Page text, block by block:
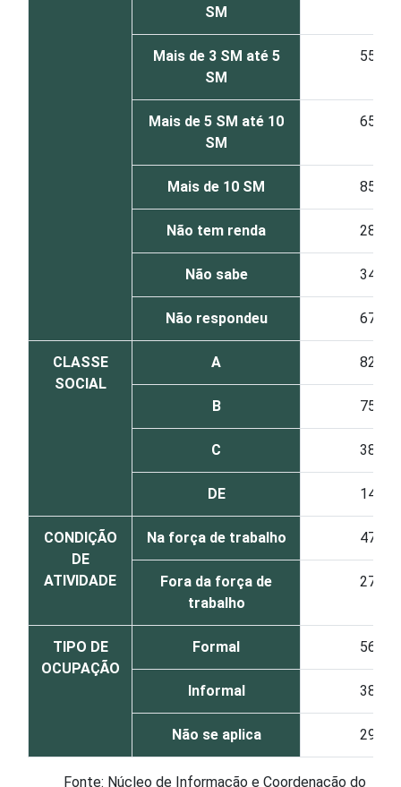
SM
Mais de 3 SM até 5
SM
55
Mais de 5 SM até 10
SM
65
Mais de 10 SM 85
Não tem renda 28
Não sabe 34
Não respondeu 67
CLASSE
SOCIAL
A 82
B 75
C 38
DE 14
CONDIÇÃO
DE
ATIVIDADE
Na força de trabalho 47
Fora da força de
trabalho
27
TIPO DE
OCUPAÇÃO
Formal 56
Informal 38
Não se aplica 29
Fonte: Núcleo de Informação e Coordenação do